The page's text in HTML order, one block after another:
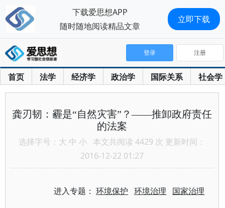
首页 法学 经济学 政治学 国际关系 社会学
登录 注册
龚刃韧：霾是“自然灾害”？——推卸政府责任
的法案
选择字号： 大 中 小 本文共阅读 4429 次 更新时间：
2016-12-22 01:27
进入专题：环境保护 环境治理 国家治理
下载爱思想APP
随时随地阅读精品文章
立即下载